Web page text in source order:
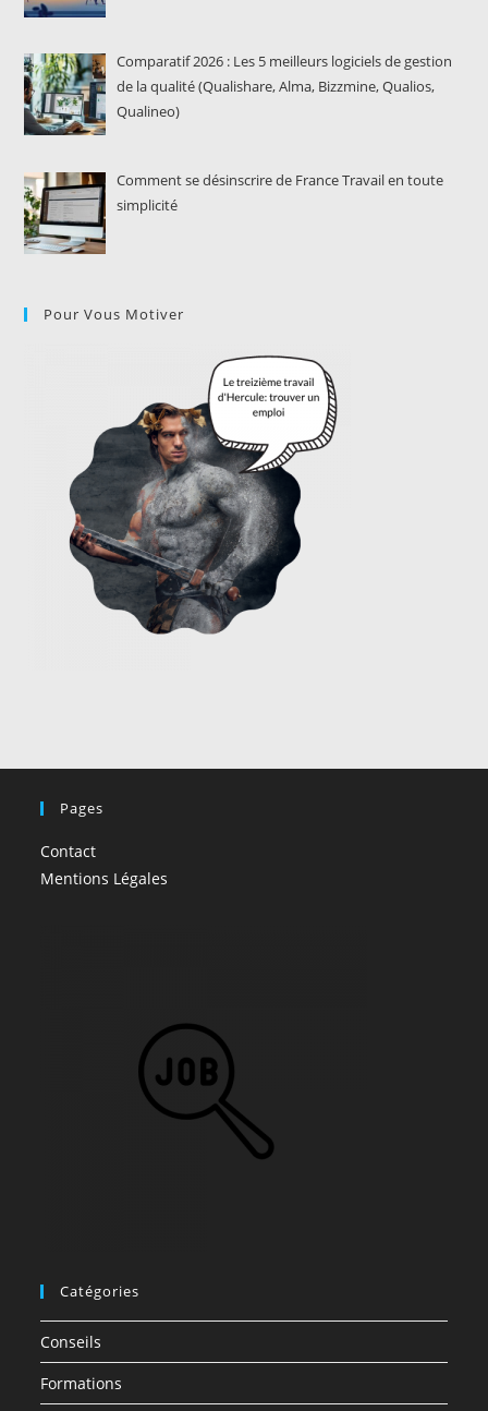
Comparatif 2026 : Les 5 meilleurs logiciels de gestion
de la qualité (Qualishare, Alma, Bizzmine, Qualios,
Qualineo)
Comment se désinscrire de France Travail en toute
simplicité
Pour Vous Motiver
Pages
Contact
Mentions Légales
Catégories
Conseils
Formations